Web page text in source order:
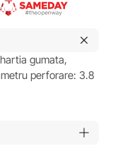
gumata,
perforare: 3.8